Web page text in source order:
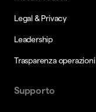
Legal & Privacy
Leadership
Trasparenza operazioni
Supporto